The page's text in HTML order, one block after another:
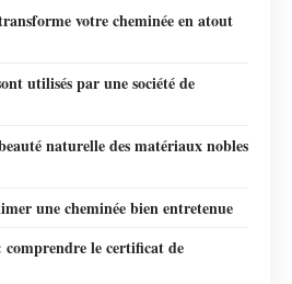
votre cheminée en atout
utilisés par une société de
naturelle des matériaux nobles
une cheminée bien entretenue
le certificat de